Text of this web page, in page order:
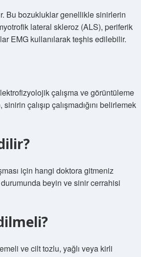
Bu bozukluklar genellikle sinirlerin
lateral skleroz (ALS), periferik
EMG kullanılarak teşhis edilebilir.
çalışma ve görüntüleme
çalışıp çalışmadığını belirlemek
için hangi doktora gitmeniz
beyin ve sinir cerrahisi
ve cilt tozlu, yağlı veya kirli